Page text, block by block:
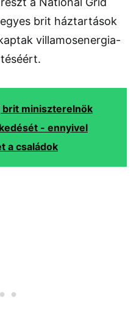
brit háztartások
villamosenergia-
brit miniszterelnök
- ennyivel
a családok